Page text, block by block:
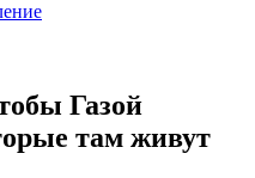
Газой
там живут